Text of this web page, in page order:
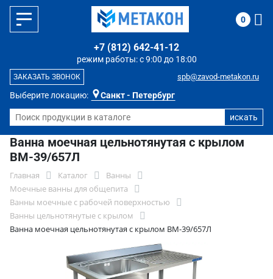
Выберите локацию: Санкт - Петербург
режим работы: с 9:00 до 18:00
+7 (812) 642-41-12
spb@zavod-metakon.ru
ЗАКАЗАТЬ ЗВОНОК
0
Ванна моечная цельнотянутая с крылом
ВМ-39/657Л
Главная Каталог
Ванны
Моечные ванны для общепита
Ванны моечные с рабочей поверхностью
Ванны цельнотянутые с крылом
Ванна моечная цельнотянутая с крылом ВМ-39/657Л